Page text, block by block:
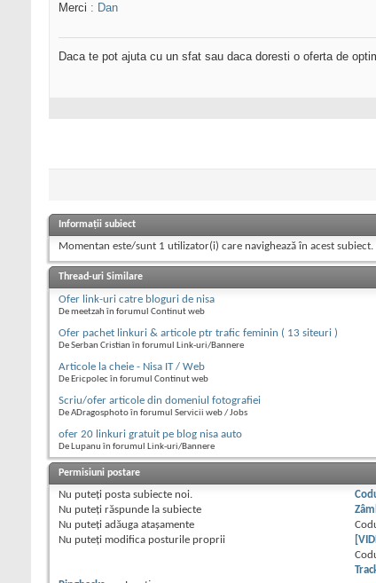
Merci : Dan
Daca te pot ajuta cu un sfat sau daca doresti o oferta de
Informații subiect
Momentan este/sunt 1 utilizator(i) care navighează în acest subiect.
Thread-uri Similare
Ofer link-uri catre bloguri de nisa
De meetzah în forumul Continut web
Ofer pachet linkuri & articole ptr trafic feminin ( 13 siteuri )
De Serban Cristian în forumul Link-uri/Bannere
Articole la cheie - Nisa IT / Web
De Ericpolec în forumul Continut web
Scriu/ofer articole din domeniul fotografiei
De ADragosphoto în forumul Servicii web / Jobs
ofer 20 linkuri gratuit pe blog nisa auto
De Lupanu în forumul Link-uri/Bannere
Permisiuni postare
Nu puteţi posta subiecte noi.
Nu puteţi răspunde la subiecte
Nu puteţi adăuga ataşamente
Nu puteţi modifica posturile proprii